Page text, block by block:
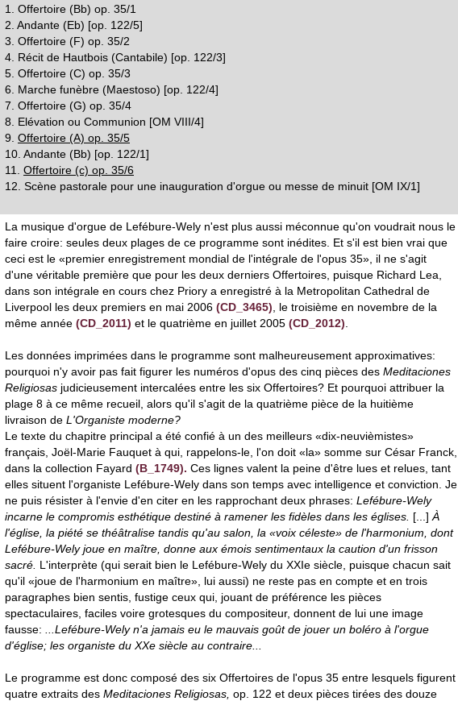
1. Offertoire (Bb) op. 35/1
2. Andante (Eb) [op. 122/5]
3. Offertoire (F) op. 35/2
4. Récit de Hautbois (Cantabile) [op. 122/3]
5. Offertoire (C) op. 35/3
6. Marche funèbre (Maestoso) [op. 122/4]
7. Offertoire (G) op. 35/4
8. Elévation ou Communion [OM VIII/4]
9. Offertoire (A) op. 35/5
10. Andante (Bb) [op. 122/1]
11. Offertoire (c) op. 35/6
12. Scène pastorale pour une inauguration d'orgue ou messe de minuit [OM IX/1]
La musique d'orgue de Lefébure-Wely n'est plus aussi méconnue qu'on voudrait nous le
faire croire: seules deux plages de ce programme sont inédites. Et s'il est bien vrai que
ceci est le «premier enregistrement mondial de l'intégrale de l'opus 35», il ne s'agit
d'une véritable première que pour les deux derniers Offertoires, puisque Richard Lea,
dans son intégrale en cours chez Priory a enregistré à la Metropolitan Cathedral de
Liverpool les deux premiers en mai 2006 (CD_3465) , le troisième en novembre de la
même année (CD_2011) et le quatrième en juillet 2005 (CD_2012)
Les données imprimées dans le programme sont malheureusement approximatives:
pourquoi n'y avoir pas fait figurer les numéros d'opus des cinq pièces des Meditaciones
Religiosas judicieusement intercalées entre les six Offertoires? Et pourquoi attribuer la
plage 8 à ce même recueil, alors qu'il s'agit de la quatrième pièce de la huitième
livraison de L'Organiste moderne?
Le texte du chapitre principal a été confié à un des meilleurs «dix-neuvièmistes»
français, Joël-Marie Fauquet à qui, rappelons-le, l'on doit «la» somme sur César Franck,
dans la collection Fayard (B_1749). Ces lignes valent la peine d'être lues et relues, tant
elles situent l'organiste Lefébure-Wely dans son temps avec intelligence et conviction. Je
ne puis résister à l'envie d'en citer en les rapprochant deux phrases: Lefébure-Wely
incarne le compromis esthétique destiné à ramener les fidèles dans les églises. [...] À
l'église, la piété se théâtralise tandis qu'au salon, la «voix céleste» de l'harmonium, dont
Lefébure-Wely joue en maître, donne aux émois sentimentaux la caution d'un frisson
sacré. L'interprète (qui serait bien le Lefébure-Wely du XXIe siècle, puisque chacun sait
qu'il «joue de l'harmonium en maître», lui aussi) ne reste pas en compte et en trois
paragraphes bien sentis, fustige ceux qui, jouant de préférence les pièces
spectaculaires, faciles voire grotesques du compositeur, donnent de lui une image
fausse:
...Lefébure-Wely n'a jamais eu le mauvais goût de jouer un boléro à l'orgue
d'église; les organiste du XXe siècle au contraire...
Le programme est donc composé des six Offertoires de l'opus 35 entre lesquels figurent
quatre extraits des Meditaciones Religiosas, op. 122 et deux pièces tirées des douze